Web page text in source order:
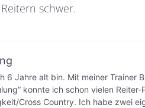
schwer.
6 Jahre alt bin. Mit meiner Trainer
konnte ich schon vielen
Cross Country. Ich habe zwei